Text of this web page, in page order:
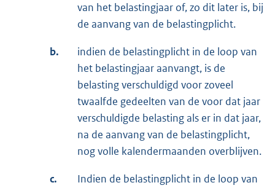
van het belastingjaar of, zo dit later is, bij
de aanvang van de belastingplicht.
b.
indien de belastingplicht in de loop van
het belastingjaar aanvangt, is de
belasting verschuldigd voor zoveel
twaalfde gedeelten van de voor dat jaar
verschuldigde belasting als er in dat jaar,
na de aanvang van de belastingplicht,
nog volle kalendermaanden overblijven.
c.
Indien de belastingplicht in de loop van